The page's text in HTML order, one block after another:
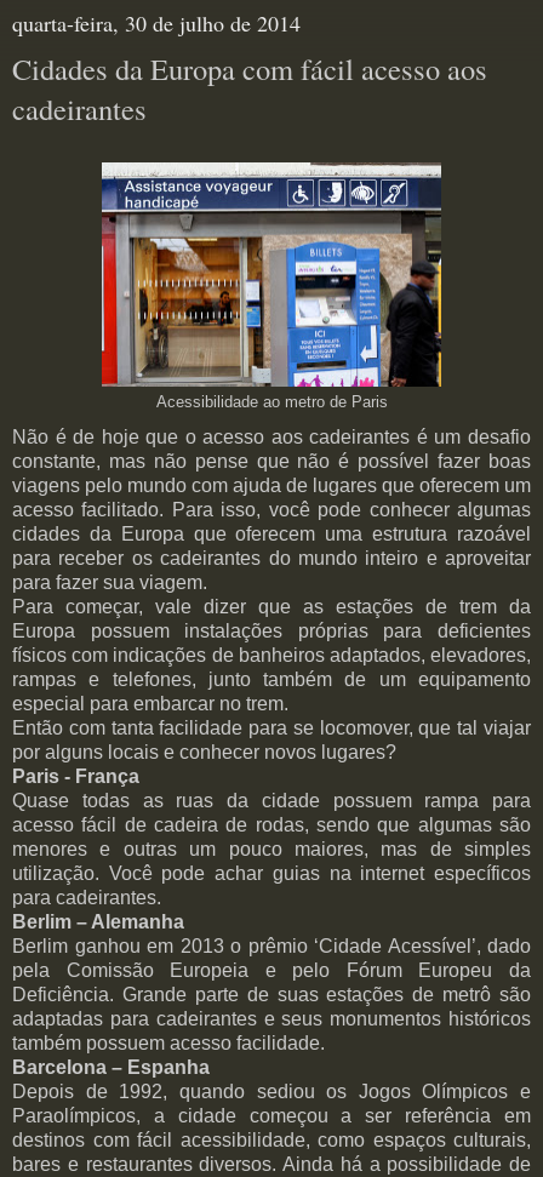
quarta-feira, 30 de julho de 2014
Cidades da Europa com fácil acesso aos
cadeirantes
Acessibilidade ao metro de Paris
Não é de hoje que o acesso aos cadeirantes é um desafio
constante, mas não pense que não é possível fazer boas
viagens pelo mundo com ajuda de lugares que oferecem um
acesso facilitado. Para isso, você pode conhecer algumas
cidades da Europa que oferecem uma estrutura razoável
para receber os cadeirantes do mundo inteiro e aproveitar
para fazer sua viagem.
Para começar, vale dizer que as estações de trem da
Europa possuem instalações próprias para deficientes
físicos com indicações de banheiros adaptados, elevadores,
rampas e telefones, junto também de um equipamento
especial para embarcar no trem.
Então com tanta facilidade para se locomover, que tal viajar
por alguns locais e conhecer novos lugares?
Paris - França
Quase todas as ruas da cidade possuem rampa para
acesso fácil de cadeira de rodas, sendo que algumas são
menores e outras um pouco maiores, mas de simples
utilização. Você pode achar guias na internet específicos
para cadeirantes.
Berlim – Alemanha
Berlim ganhou em 2013 o prêmio ‘Cidade Acessível’, dado
pela Comissão Europeia e pelo Fórum Europeu da
Deficiência. Grande parte de suas estações de metrô são
adaptadas para cadeirantes e seus monumentos históricos
também possuem acesso facilidade.
Barcelona – Espanha
Depois de 1992, quando sediou os Jogos Olímpicos e
Paraolímpicos, a cidade começou a ser referência em
destinos com fácil acessibilidade, como espaços culturais,
bares e restaurantes diversos. Ainda há a possibilidade de